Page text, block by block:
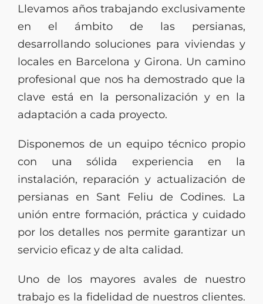
Llevamos años trabajando exclusivamente
en el ámbito de las persianas,
desarrollando soluciones para viviendas y
locales en Barcelona y Girona. Un camino
profesional que nos ha demostrado que la
clave está en la personalización y en la
adaptación a cada proyecto.
Disponemos de un equipo técnico propio
con una sólida experiencia en la
instalación, reparación y actualización de
persianas en Sant Feliu de Codines. La
unión entre formación, práctica y cuidado
por los detalles nos permite garantizar un
servicio eficaz y de alta calidad.
Uno de los mayores avales de nuestro
trabajo es la fidelidad de nuestros clientes.